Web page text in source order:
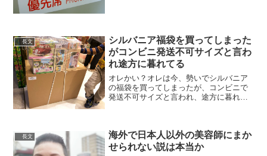
長文
シルバニア福袋を買ってしまった
がコンビニ発送不可サイズと言わ
れ途方に暮れてる
オレかい？オレは今、勢いでシルバニア
の福袋を買ってしまったが、コンビニで
発送不可サイズと言われ、途方に暮れて
長文
海外で日本人以外の美容師にまか
せられない説は本当か